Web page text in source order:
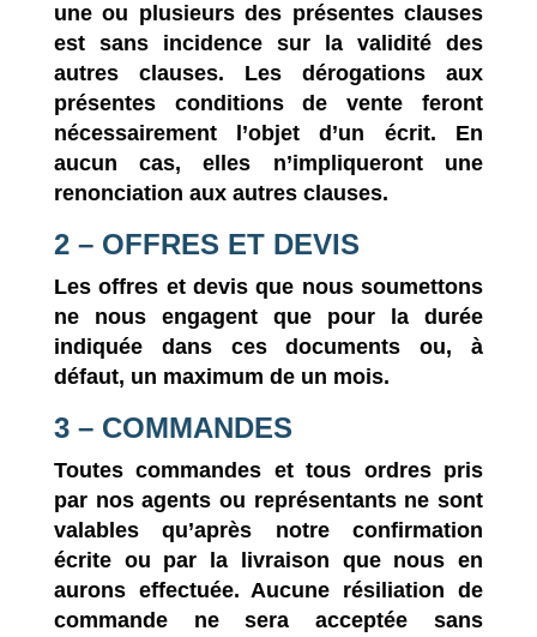
une ou plusieurs des présentes clauses
est sans incidence sur la validité des
autres clauses. Les dérogations aux
présentes conditions de vente feront
nécessairement l’objet d’un écrit. En
aucun cas, elles n’impliqueront une
renonciation aux autres clauses.
2 – OFFRES ET DEVIS
Les offres et devis que nous soumettons
ne nous engagent que pour la durée
indiquée dans ces documents ou, à
défaut, un maximum de un mois.
3 – COMMANDES
Toutes commandes et tous ordres pris
par nos agents ou représentants ne sont
valables qu’après notre confirmation
écrite ou par la livraison que nous en
aurons effectuée. Aucune résiliation de
commande ne sera acceptée sans